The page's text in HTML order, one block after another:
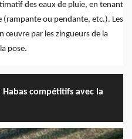
des eaux de pluie, en tenant
ou pendante, etc.). Les
œuvre par les zingueurs de la
pose.
compétitifs avec la